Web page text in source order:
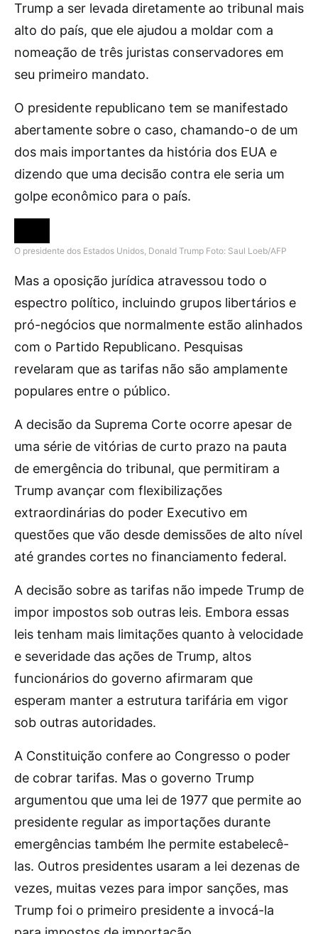
Trump a ser levada diretamente ao tribunal mais
alto do país, que ele ajudou a moldar com a
nomeação de três juristas conservadores em
seu primeiro mandato.
O presidente republicano tem se manifestado
abertamente sobre o caso, chamando-o de um
dos mais importantes da história dos EUA e
dizendo que uma decisão contra ele seria um
golpe econômico para o país.
O presidente dos Estados Unidos, Donald Trump Foto: Saul Loeb/AFP
Mas a oposição jurídica atravessou todo o
espectro político, incluindo grupos libertários e
pró-negócios que normalmente estão alinhados
com o Partido Republicano. Pesquisas
revelaram que as tarifas não são amplamente
populares entre o público.
A decisão da Suprema Corte ocorre apesar de
uma série de vitórias de curto prazo na pauta
de emergência do tribunal, que permitiram a
Trump avançar com flexibilizações
extraordinárias do poder Executivo em
questões que vão desde demissões de alto nível
até grandes cortes no financiamento federal.
A decisão sobre as tarifas não impede Trump de
impor impostos sob outras leis. Embora essas
leis tenham mais limitações quanto à velocidade
e severidade das ações de Trump, altos
funcionários do governo afirmaram que
esperam manter a estrutura tarifária em vigor
sob outras autoridades.
A Constituição confere ao Congresso o poder
de cobrar tarifas. Mas o governo Trump
argumentou que uma lei de 1977 que permite ao
presidente regular as importações durante
emergências também lhe permite estabelecê-
las. Outros presidentes usaram a lei dezenas de
vezes, muitas vezes para impor sanções, mas
Trump foi o primeiro presidente a invocá-la